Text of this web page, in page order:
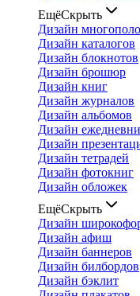
ЕщёСкрыть
Дизайн
Дизайн каталогов
Дизайн блокнотов
Дизайн брошюр
Дизайн книг
Дизайн журналов
Дизайн альбомов
Дизайн
Дизайн
Дизайн тетрадей
Дизайн фотокниг
Дизайн обложек
ЕщёСкрыть
Дизайн
Дизайн афиш
Дизайн баннеров
Дизайн билбордов
Дизайн бэклит